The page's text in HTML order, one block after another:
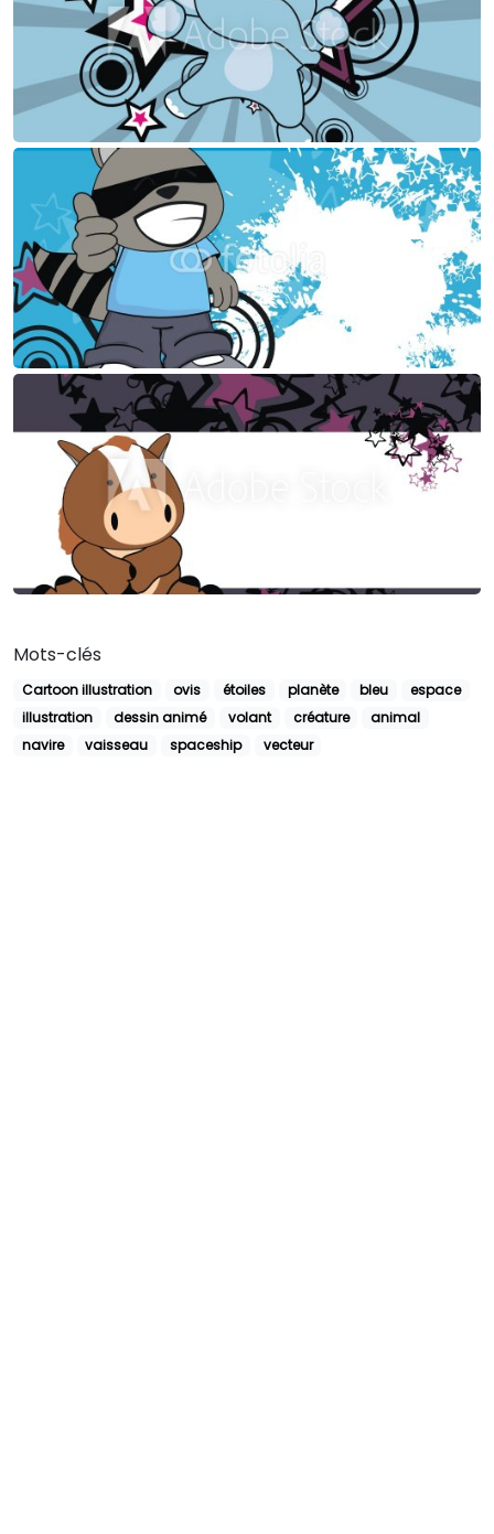
Mots-clés
Cartoon illustration ovis étoiles planète bleu
espace
illustration
dessin animé volant créature
animal
navire
vaisseau spaceship vecteur